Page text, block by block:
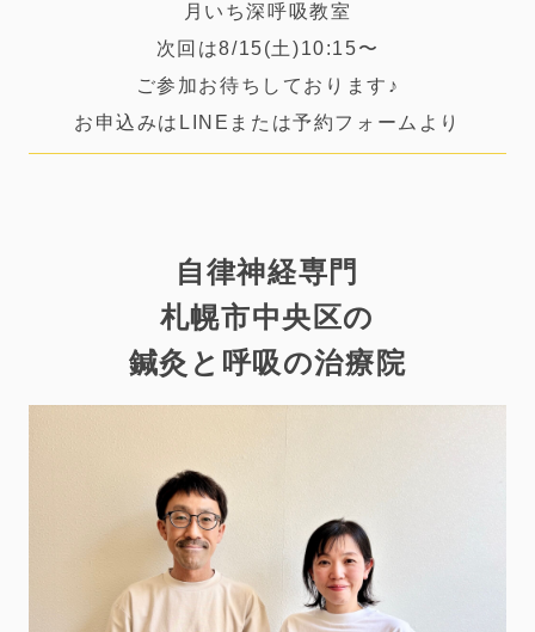
月いち深呼吸教室
次回は8/15(土)10:15〜
ご参加お待ちしております♪
お申込みはLINEまたは予約フォームより
自律神経専門
札幌市中央区の
鍼灸と呼吸の治療院